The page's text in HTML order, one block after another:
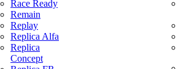
Race Ready
Remain
Replay
Replica Alfa
Replica
Concept